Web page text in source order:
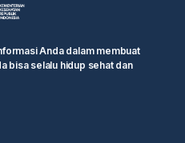
Anda dalam membuat
bisa selalu hidup sehat dan